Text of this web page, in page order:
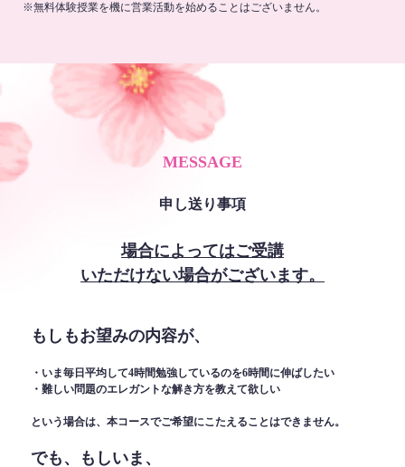
※無料体験授業を機に営業活動を始めることはございません。
MESSAGE
申し送り事項
場合によってはご受講
いただけない場合がございます。
もしもお望みの内容が、
・いま毎日平均して4時間勉強しているのを6時間に伸ばしたい
・難しい問題のエレガントな解き方を教えて欲しい
という場合は、本コースでご希望にこたえることはできません。
でも、もしいま、